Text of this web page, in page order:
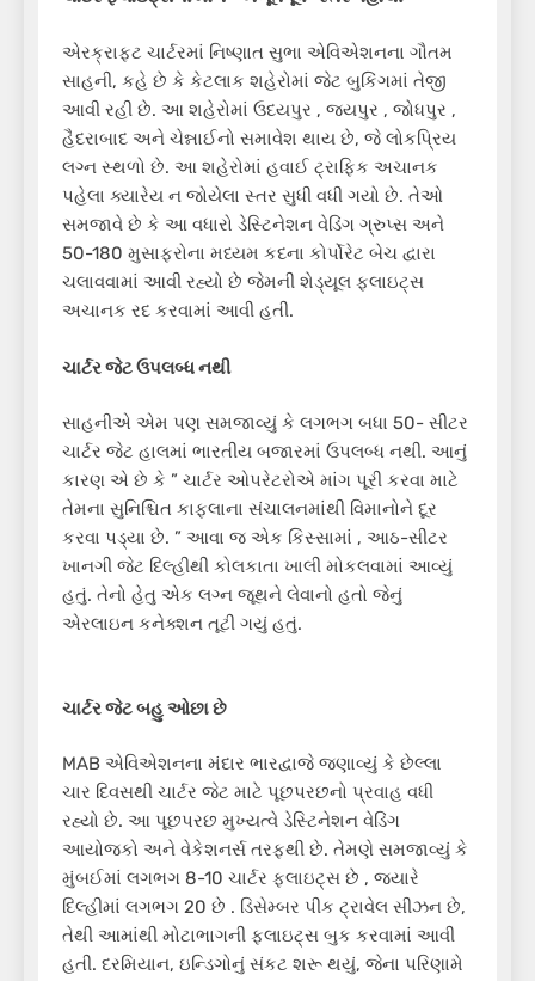
એરક્રાફ્ટ ચાર્ટરમાં નિષ્ણાત સુભા એવિએશનના ગૌતમ
સાહની, કહે છે કે કેટલાક શહેરોમાં જેટ બુકિંગમાં તેજી
આવી રહી છે. આ શહેરોમાં ઉદયપુર , જયપુર , જોધપુર ,
હૈદરાબાદ અને ચેન્નાઈનો સમાવેશ થાય છે, જે લોકપ્રિય
લગ્ન સ્થળો છે. આ શહેરોમાં હવાઈ ટ્રાફિક અચાનક
પહેલા ક્યારેય ન જોયેલા સ્તર સુધી વધી ગયો છે. તેઓ
સમજાવે છે કે આ વધારો ડેસ્ટિનેશન વેડિંગ ગ્રુપ્સ અને
50-180 મુસાફરોના મધ્યમ કદના કોર્પોરેટ બેચ દ્વારા
ચલાવવામાં આવી રહ્યો છે જેમની શેડ્યૂલ ફ્લાઇટ્સ
અચાનક રદ કરવામાં આવી હતી.
ચાર્ટર જેટ ઉપલબ્ધ નથી
સાહનીએ એમ પણ સમજાવ્યું કે લગભગ બધા 50- સીટર
ચાર્ટર જેટ હાલમાં ભારતીય બજારમાં ઉપલબ્ધ નથી. આનું
કારણ એ છે કે ” ચાર્ટર ઓપરેટરોએ માંગ પૂરી કરવા માટે
તેમના સુનિશ્ચિત કાફલાના સંચાલનમાંથી વિમાનોને દૂર
કરવા પડ્યા છે. ” આવા જ એક કિસ્સામાં , આઠ-સીટર
ખાનગી જેટ દિલ્હીથી કોલકાતા ખાલી મોકલવામાં આવ્યું
હતું. તેનો હેતુ એક લગ્ન જૂથને લેવાનો હતો જેનું
એરલાઇન કનેક્શન તૂટી ગયું હતું.
ચાર્ટર જેટ બહુ ઓછા છે
MAB એવિએશનના મંદાર ભારદ્વાજે જણાવ્યું કે છેલ્લા
ચાર દિવસથી ચાર્ટર જેટ માટે પૂછપરછનો પ્રવાહ વધી
રહ્યો છે. આ પૂછપરછ મુખ્યત્વે ડેસ્ટિનેશન વેડિંગ
આયોજકો અને વેકેશનર્સ તરફથી છે. તેમણે સમજાવ્યું કે
મુંબઈમાં લગભગ 8-10 ચાર્ટર ફ્લાઇટ્સ છે , જ્યારે
દિલ્હીમાં લગભગ 20 છે . ડિસેમ્બર પીક ટ્રાવેલ સીઝન છે,
તેથી આમાંથી મોટાભાગની ફ્લાઇટ્સ બુક કરવામાં આવી
હતી. દરમિયાન, ઇન્ડિગોનું સંકટ શરૂ થયું, જેના પરિણામે